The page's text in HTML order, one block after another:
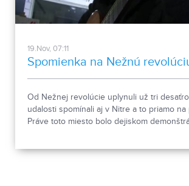
19.Nov, 07:11
Spomienka na Nežnú
Od Nežnej revolúcie uplynuli už tri
udalosti spomínali aj v Nitre a to priamo
Práve toto miesto bolo dejiskom